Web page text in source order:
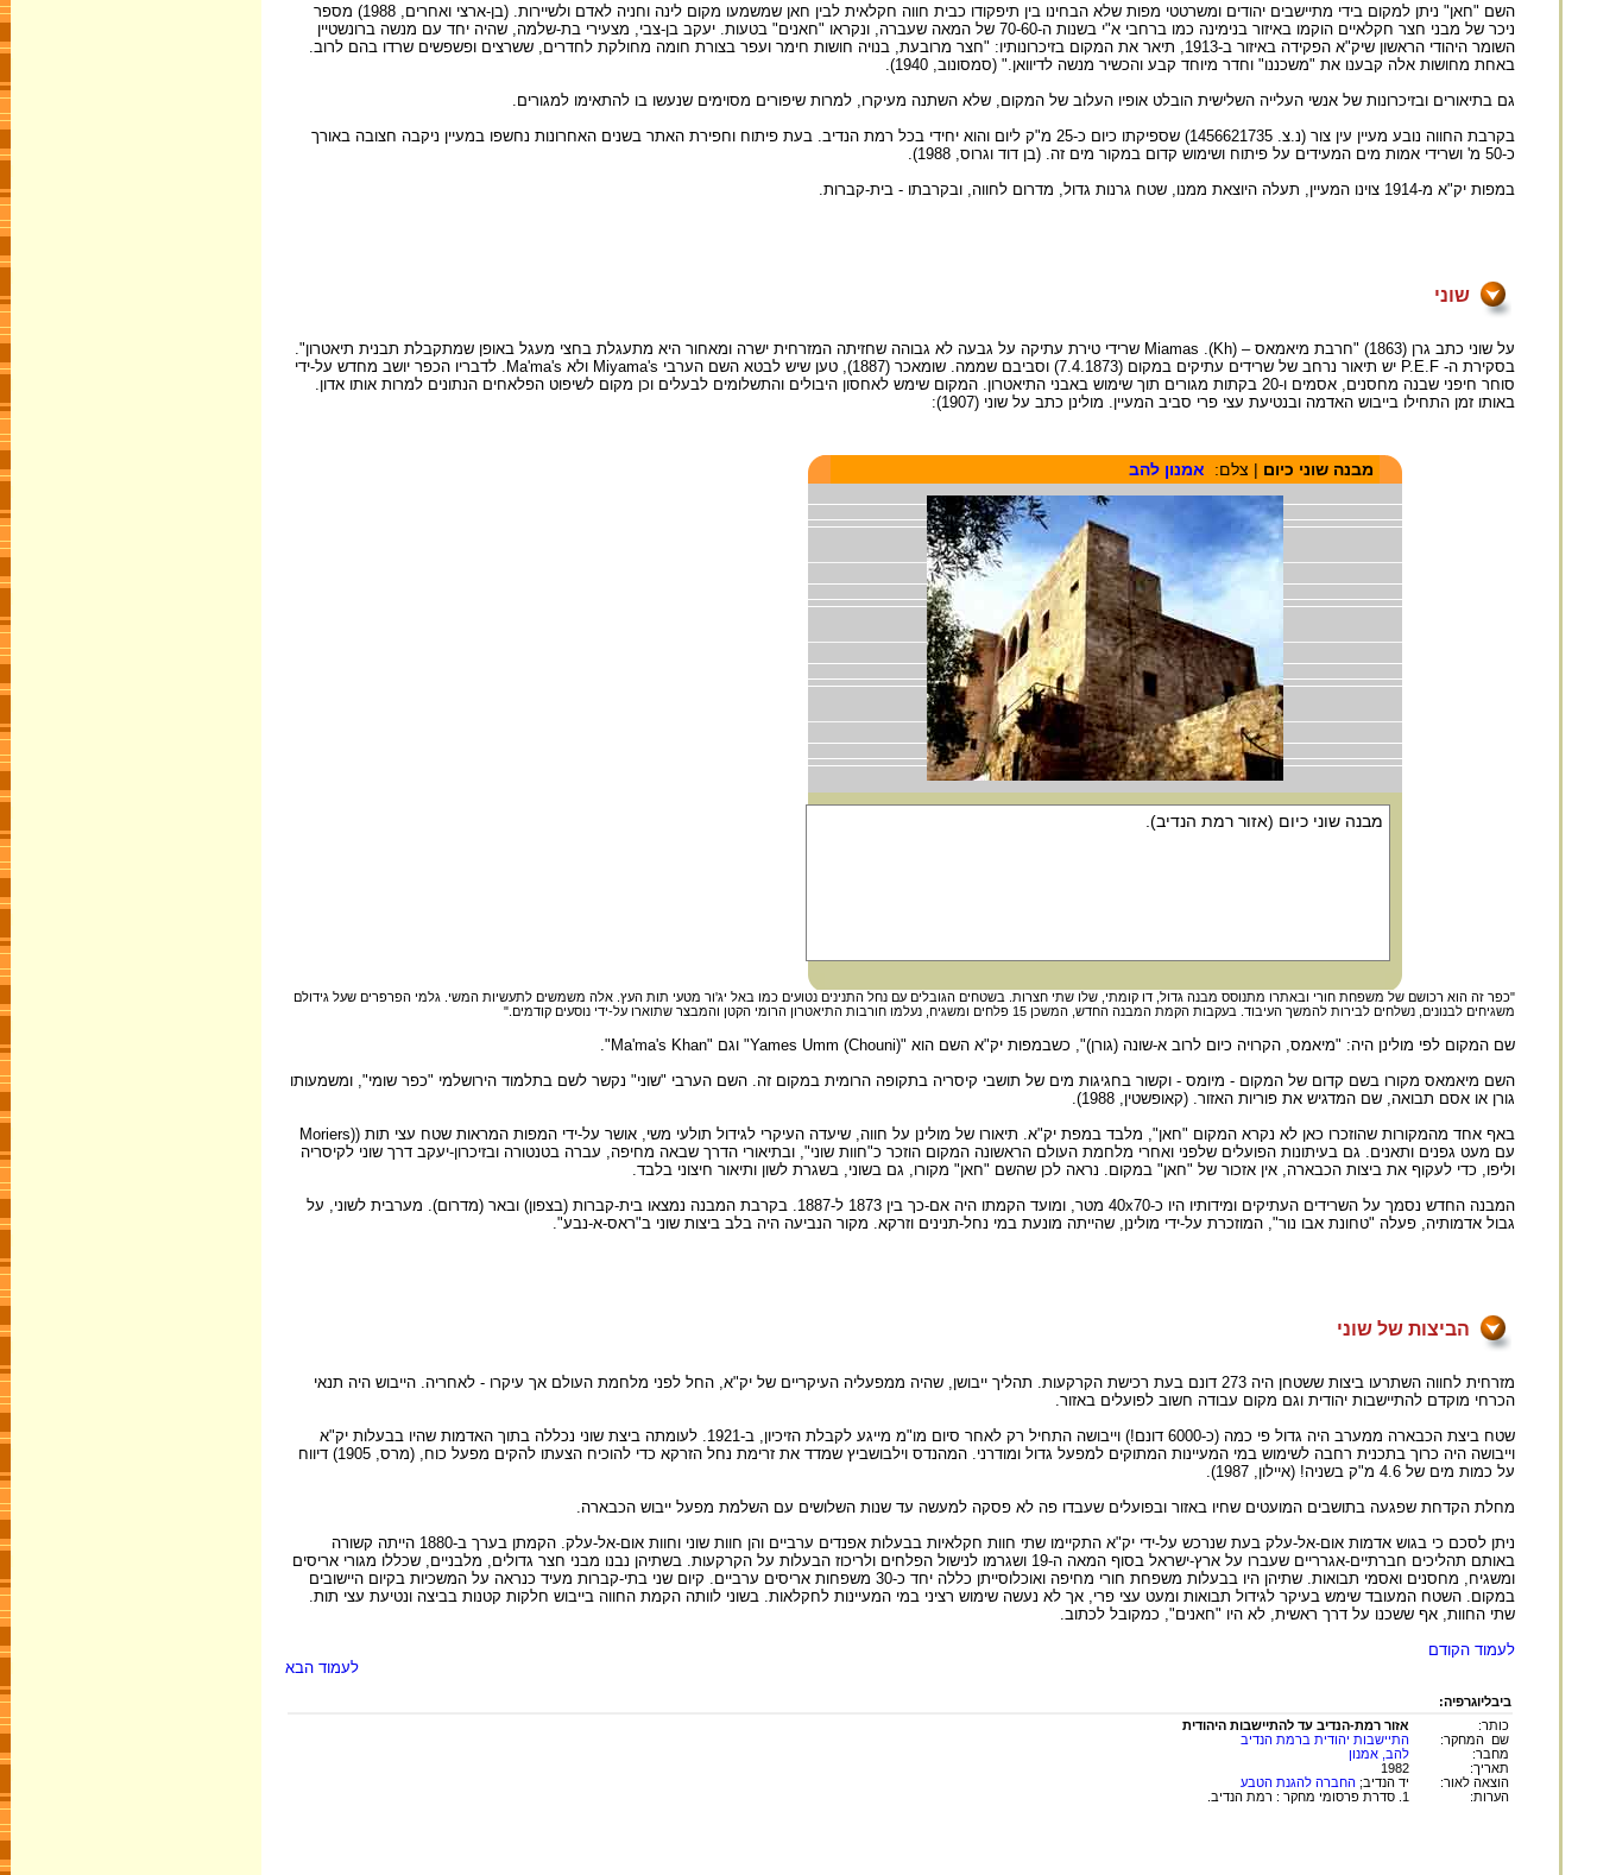
השם "חאן" ניתן למקום בידי מתיישבים יהודים ומשרטטי מפות שלא הבחינו בין תיפקודו כבית חווה חקלאית לבין חאן שמשמעו מקום לינה וחניה לאדם ולשיירות. (בן-ארצי ואחרים, 1988) מספר
ניכר של מבני חצר חקלאיים הוקמו באיזור בנימינה כמו ברחבי א"י בשנות ה-70-60 של המאה שעברה, ונקראו "חאנים" בטעות. יעקב בן-צבי, מצעירי בת-שלמה, שהיה יחד עם מנשה ברונשטיין
השומר היהודי הראשון שיק"א הפקידה באיזור ב-1913, תיאר את המקום בזיכרונותיו: "חצר מרובעת, בנויה חושות חימר ועפר בצורת חומה מחולקת לחדרים, ששרצים ופשפשים שרדו בהם לרוב.
באחת מחושות אלה קבענו את "משכננו" וחדר מיוחד קבע והכשיר מנשה לדיוואן." (סמסונוב, 1940).
גם בתיאורים ובזיכרונות של אנשי העלייה השלישית הובלט אופיו העלוב של המקום, שלא השתנה מעיקרו, למרות שיפורים מסוימים שנעשו בו להתאימו למגורים.
בקרבת החווה נובע מעיין עין צור (נ.צ. 1456621735) שספיקתו כיום כ-25 מ"ק ליום והוא יחידי בכל רמת הנדיב. בעת פיתוח וחפירת האתר בשנים האחרונות נחשפו במעיין ניקבה חצובה באורך
כ-50 מ' ושרידי אמות מים המעידים על פיתוח ושימוש קדום במקור מים זה. (בן דוד וגרוס, 1988).
במפות יק"א מ-1914 צוינו המעיין, תעלה היוצאת ממנו, שטח גרנות גדול, מדרום לחווה, ובקרבתו - בית-קברות.
שוני
על שוני כתב גרן (1863) "חרבת מיאמאס – (Miamas .(Kh שרידי טירת עתיקה על גבעה לא גבוהה שחזיתה המזרחית ישרה ומאחור היא מתעגלת בחצי מעגל באופן שמתקבלת תבנית תיאטרון".
בסקירת ה- P.E.F יש תיאור נרחב של שרידים עתיקים במקום (7.4.1873) וסביבם שממה. שומאכר (1887), טען שיש לבטא השם הערבי Miyama's ולא Ma'ma's. לדבריו הכפר יושב מחדש על-ידי
סוחר חיפני שבנה מחסנים, אסמים ו-20 בקתות מגורים תוך שימוש באבני התיאטרון. המקום שימש לאחסון היבולים והתשלומים לבעלים וכן מקום לשיפוט הפלאחים הנתונים למרות אותו אדון.
באותו זמן התחילו בייבוש האדמה ובנטיעת עצי פרי סביב המעיין. מולינן כתב על שוני (1907):
"כפר זה הוא רכושם של משפחת חורי ובאתרו מתנוסס מבנה גדול, דו קומתי, שלו שתי חצרות. בשטחים הגובלים עם נחל התנינים נטועים כמו באל יג'ור מטעי תות העץ. אלה משמשים לתעשיות המשי. גלמי הפרפרים שעל גידולם
משגיחים לבנונים, נשלחים לבירות להמשך העיבוד. בעקבות הקמת המבנה החדש, המשכן 15 פלחים ומשגיח, נעלמו חורבות התיאטרון הרומי הקטן והמבצר שתוארו על-ידי נוסעים קודמים."
שם המקום לפי מולינן היה: "מיאמס, הקרויה כיום לרוב א-שונה (גורן)", כשבמפות יק"א השם הוא "(Chouni) Yames Umm" וגם "Ma'ma's Khan".
השם מיאמאס מקורו בשם קדום של המקום - מיומס - וקשור בחגיגות מים של תושבי קיסריה בתקופה הרומית במקום זה. השם הערבי "שוני" נקשר לשם בתלמוד הירושלמי "כפר שומי", ומשמעותו
גורן או אסם תבואה, שם המדגיש את פוריות האזור. (קאופשטין, 1988).
באף אחד מהמקורות שהוזכרו כאן לא נקרא המקום "חאן", מלבד במפת יק"א. תיאורו של מולינן על חווה, שיעדה העיקרי לגידול תולעי משי, אושר על-ידי המפות המראות שטח עצי תות ((Moriers
עם מעט גפנים ותאנים. גם בעיתונות הפועלים שלפני ואחרי מלחמת העולם הראשונה המקום הוזכר כ"חוות שוני", ובתיאורי הדרך שבאה מחיפה, עברה בטנטורה ובזיכרון-יעקב דרך שוני לקיסריה
וליפו, כדי לעקוף את ביצות הכבארה, אין אזכור של "חאן" במקום. נראה לכן שהשם "חאן" מקורו, גם בשוני, בשגרת לשון ותיאור חיצוני בלבד.
המבנה החדש נסמך על השרידים העתיקים ומידותיו היו כ-40x70 מטר, ומועד הקמתו היה אם-כך בין 1873 ל-1887. בקרבת המבנה נמצאו בית-קברות (בצפון) ובאר (מדרום). מערבית לשוני, על
גבול אדמותיה, פעלה "טחונת אבו נור", המוזכרת על-ידי מולינן, שהייתה מונעת במי נחל-תנינים וזרקא. מקור הנביעה היה בלב ביצות שוני ב"ראס-א-נבע".
הביצות של שוני
מזרחית לחווה השתרעו ביצות ששטחן היה 273 דונם בעת רכישת הקרקעות. תהליך ייבושן, שהיה ממפעליה העיקריים של יק"א, החל לפני מלחמת העולם אך עיקרו - לאחריה. הייבוש היה תנאי
הכרחי מוקדם להתיישבות יהודית וגם מקום עבודה חשוב לפועלים באזור.
שטח ביצת הכבארה ממערב היה גדול פי כמה (כ-6000 דונם!) וייבושה התחיל רק לאחר סיום מו"מ מייגע לקבלת הזיכיון, ב-1921. לעומתה ביצת שוני נכללה בתוך האדמות שהיו בבעלות יק"א
וייבושה היה כרוך בתכנית רחבה לשימוש במי המעיינות המתוקים למפעל גדול ומודרני. המהנדס וילבושביץ שמדד את זרימת נחל הזרקא כדי להוכיח הצעתו להקים מפעל כוח, (מרס, 1905) דיווח
על כמות מים של 4.6 מ"ק בשניה! (איילון, 1987).
מחלת הקדחת שפגעה בתושבים המועטים שחיו באזור ובפועלים שעבדו פה לא פסקה למעשה עד שנות השלושים עם השלמת מפעל ייבוש הכבארה.
ניתן לסכם כי בגוש אדמות אום-אל-עלק בעת שנרכש על-ידי יק"א התקיימו שתי חוות חקלאיות בבעלות אפנדים ערביים והן חוות שוני וחוות אום-אל-עלק. הקמתן בערך ב-1880 הייתה קשורה
באותם תהליכים חברתיים-אגרריים שעברו על ארץ-ישראל בסוף המאה ה-19 ושגרמו לנישול הפלחים ולריכוז הבעלות על הקרקעות. בשתיהן נבנו מבני חצר גדולים, מלבניים, שכללו מגורי אריסים
ומשגיח, מחסנים ואסמי תבואות. שתיהן היו בבעלות משפחת חורי מחיפה ואוכלוסייתן כללה יחד כ-30 משפחות אריסים ערביים. קיום שני בתי-קברות מעיד כנראה על המשכיות בקיום היישובים
במקום. השטח המעובד שימש בעיקר לגידול תבואות ומעט עצי פרי, אך לא נעשה שימוש רציני במי המעיינות לחקלאות. בשוני לוותה הקמת החווה בייבוש חלקות קטנות בביצה ונטיעת עצי תות.
שתי החוות, אף ששכנו על דרך ראשית, לא היו "חאנים", כמקובל לכתוב.
לעמוד הקודם
לעמוד הבא
ביבליוגרפיה:
כותר:
אזור רמת-הנדיב עד להתיישבות היהודית
שם המחקר:
התיישבות יהודית ברמת הנדיב
מחבר:
להב, אמנון
תאריך:
1982
הוצאה לאור:
יד הנדיב; החברה להגנת הטבע
הערות:
1. סדרת פרסומי מחקר : רמת הנדיב.